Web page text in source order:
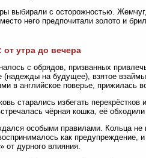
выбирали с осторожностью.
него предпочитали золото и
утра до вечера
с обрядов, призванных
на будущее), взятое
в английское поверье, прижилась
старались избегать
чёрная кошка, её
особыми правилами. Кольца не
как предупреждение,
от дурного влияния.